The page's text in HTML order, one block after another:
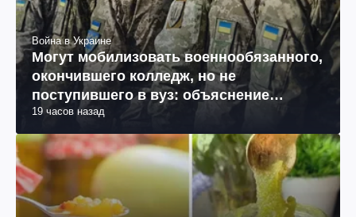
Война в Украине
Могут мобилизовать военнообязанного,
окончившего колледж, но не
поступившего в вуз: объяснение
юриста
19 часов назад